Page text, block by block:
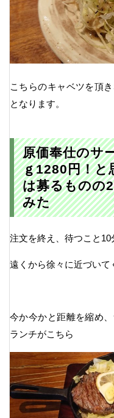
こちらのキャベツを頂
となります。
原価奉仕のサ
ｇ1280円！と
は募るものの
みた
注文を終え、待つこと10
遠くから徐々に近づい
今か今かと距離を縮め
ランチがこちら